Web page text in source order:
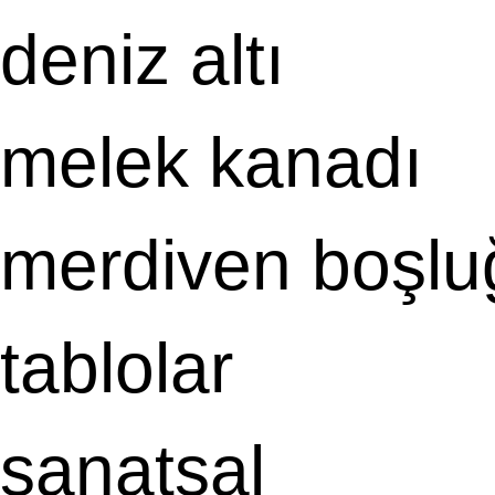
deniz altı
melek kanadı
merdiven
tablolar
sanatsal